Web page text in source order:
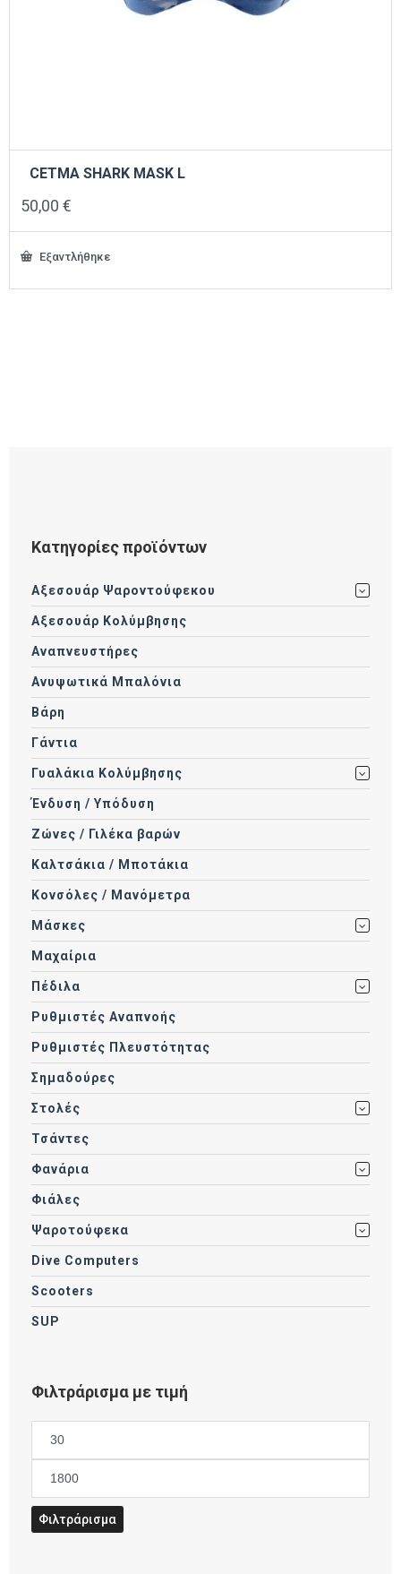
CETMA SHARK MASK L
50,00 €
Εξαντλήθηκε
Κατηγορίες προϊόντων
Αξεσουάρ Ψαροντούφεκου
Αξεσουάρ Κολύμβησης
Αναπνευστήρες
Ανυψωτικά Μπαλόνια
Βάρη
Γάντια
Γυαλάκια Κολύμβησης
Ένδυση / Υπόδυση
Ζώνες / Γιλέκα βαρών
Καλτσάκια / Μποτάκια
Κονσόλες / Μανόμετρα
Μάσκες
Μαχαίρια
Πέδιλα
Ρυθμιστές Αναπνοής
Ρυθμιστές Πλευστότητας
Σημαδούρες
Στολές
Τσάντες
Φανάρια
Φιάλες
Ψαροτούφεκα
Dive Computers
Scooters
SUP
Φιλτράρισμα με τιμή
Ελάχιστη
τιμή
Μέγιστη
τιμή
Φιλτράρισμα